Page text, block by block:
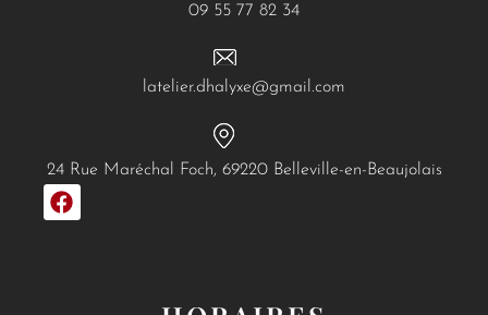
09 55 77 82 34
latelier.dhalyxe@gmail.com
24 Rue Maréchal Foch, 69220 Belleville-en-Beaujolais
F
a